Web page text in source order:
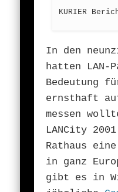
KURIER
In den
hatten LAN-
Bedeutung
ernsthaft
messen
LANCity
Rathaus
in ganz
gibt es in